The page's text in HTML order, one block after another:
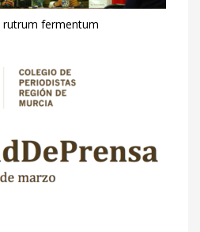
rutrum fermentum